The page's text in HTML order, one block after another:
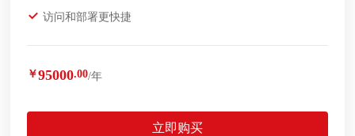
访问和部署更快捷
￥95000.00/年
立即购买